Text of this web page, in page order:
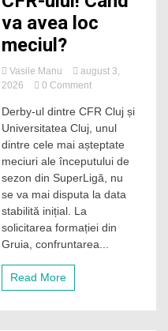
va avea loc
meciul?
Vasile Manu
august 3,
2026
0 Commenton
ul
Clujului
a
fost
la
solicitarea
ului!
Când
Derby-ul dintre CFR Cluj și
Universitatea Cluj, unul
dintre cele mai așteptate
meciuri ale începutului de
sezon din SuperLigă, nu
se va mai disputa la data
stabilită inițial. La
solicitarea formației din
Gruia, confruntarea...
Read More